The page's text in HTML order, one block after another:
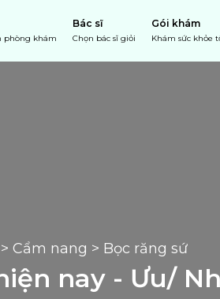
phòng khám
Bác sĩ
Chọn bác sĩ giỏi
Gói khám
Khám sức khỏe
> Cẩm nang > Bọc răng sứ
nay - Ưu/